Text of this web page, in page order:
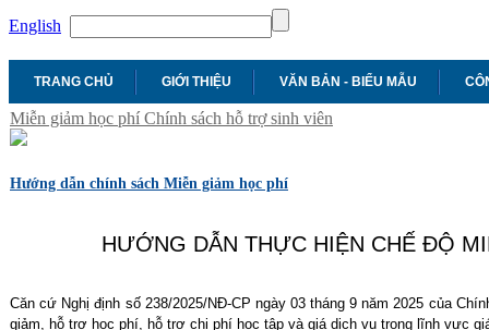
English
TRANG CHỦ GIỚI THIỆU VĂN BẢN - BIỂU MẪU
Miễn giảm học phí Chính sách hỗ trợ sinh viên
Hướng dẫn chính sách Miễn giảm học phí
HƯỚNG DẪN THỰC HIỆN CHẾ ĐỘ
Căn cứ Nghị định số 238/2025/NĐ-CP ngày 03 tháng 9 năm 2025 của
giảm, hỗ trợ học phí, hỗ trợ chi phí học tập và giá dịch vụ trong lĩnh vực